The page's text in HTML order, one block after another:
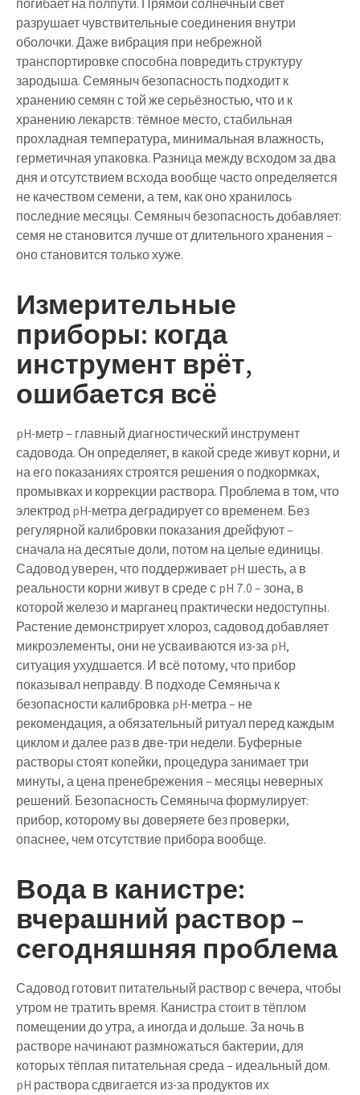
погибает на полпути. Прямой солнечный свет
разрушает чувствительные соединения внутри
оболочки. Даже вибрация при небрежной
транспортировке способна повредить структуру
зародыша. Семяныч безопасность подходит к
хранению семян с той же серьёзностью, что и к
хранению лекарств: тёмное место, стабильная
прохладная температура, минимальная влажность,
герметичная упаковка. Разница между всходом за два
дня и отсутствием всхода вообще часто определяется
не качеством семени, а тем, как оно хранилось
последние месяцы. Семяныч безопасность добавляет:
семя не становится лучше от длительного хранения –
оно становится только хуже.
Измерительные
приборы: когда
инструмент врёт,
ошибается всё
pH-метр – главный диагностический инструмент
садовода. Он определяет, в какой среде живут корни, и
на его показаниях строятся решения о подкормках,
промывках и коррекции раствора. Проблема в том, что
электрод pH-метра деградирует со временем. Без
регулярной калибровки показания дрейфуют –
сначала на десятые доли, потом на целые единицы.
Садовод уверен, что поддерживает pH шесть, а в
реальности корни живут в среде с pH 7.0 – зона, в
которой железо и марганец практически недоступны.
Растение демонстрирует хлороз, садовод добавляет
микроэлементы, они не усваиваются из-за pH,
ситуация ухудшается. И всё потому, что прибор
показывал неправду. В подходе Семяныча к
безопасности калибровка pH-метра – не
рекомендация, а обязательный ритуал перед каждым
циклом и далее раз в две-три недели. Буферные
растворы стоят копейки, процедура занимает три
минуты, а цена пренебрежения – месяцы неверных
решений. Безопасность Семяныча формулирует:
прибор, которому вы доверяете без проверки,
опаснее, чем отсутствие прибора вообще.
Вода в канистре:
вчерашний раствор –
сегодняшняя проблема
Садовод готовит питательный раствор с вечера, чтобы
утром не тратить время. Канистра стоит в тёплом
помещении до утра, а иногда и дольше. За ночь в
растворе начинают размножаться бактерии, для
которых тёплая питательная среда – идеальный дом.
pH раствора сдвигается из-за продуктов их